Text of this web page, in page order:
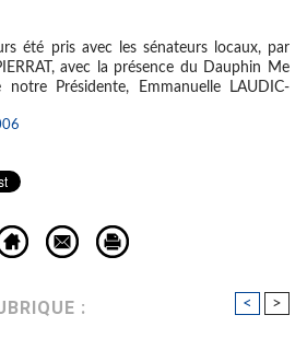
été pris avec les sénateurs locaux, par
avec la présence du Dauphin Me
notre Présidente, Emmanuelle LAUDIC-
: < >